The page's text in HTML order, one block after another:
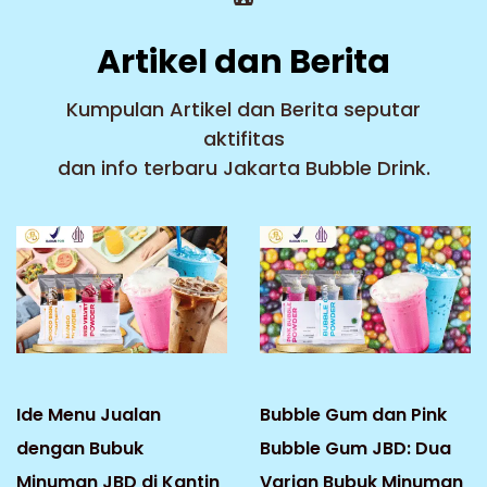
Artikel dan Berita
Kumpulan Artikel dan Berita seputar
aktifitas
dan info terbaru Jakarta Bubble Drink.
Ide Menu Jualan
dengan Bubuk
Bubble Gum dan Pink
Bubble Gum JBD: Dua